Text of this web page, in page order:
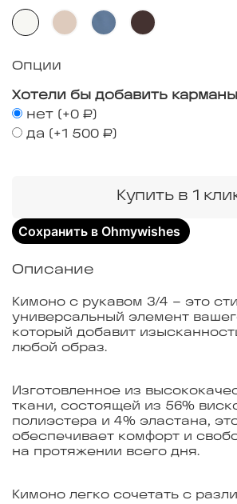
Купить в 1
Сохранить в Ohmywishes
Опции
Хотели бы добавить
нет (+0 ₽)
да (+1 500 ₽)
Описание
Кимоно с рукавом 3/4 – это
универсальный элемент
который добавит
любой образ.
Изготовленное из
ткани, состоящей из 56%
полиэстера и 4% эластана,
обеспечивает комфорт и
на протяжении всего дня.
Кимоно легко сочетать с